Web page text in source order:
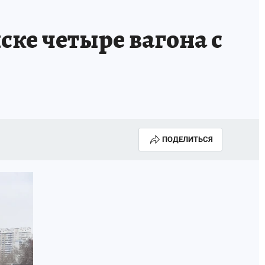
ЗАДАЙ ВОПРОС ГАИ
ГОВОРЯТ ЗВЕЗДЫ
четыре вагона с
ПОДЕЛИТЬСЯ